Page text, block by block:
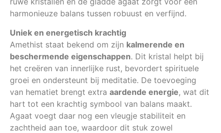
harmonieuze balans tussen robuust en verfijnd.
Uniek en energetisch krachtig
Amethist staat bekend om zijn kalmerende en
beschermende eigenschappen. Dit kristal helpt bij
het creëren van innerlijke rust, bevordert spirituele
groei en ondersteunt bij meditatie. De toevoeging
van hematiet brengt extra aardende energie, wat dit
hart tot een krachtig symbool van balans maakt.
Agaat voegt daar nog een vleugje stabiliteit en
zachtheid aan toe, waardoor dit stuk zowel